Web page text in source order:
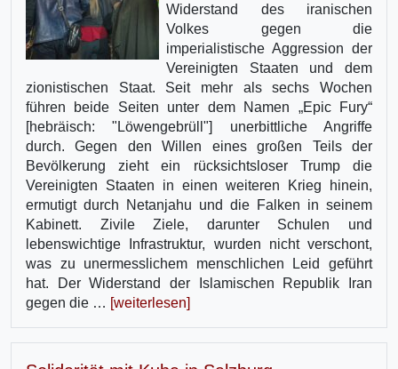
Widerstand des iranischen
Volkes gegen die
imperialistische Aggression der
Vereinigten Staaten und dem
zionistischen Staat. Seit mehr als sechs Wochen
führen beide Seiten unter dem Namen „Epic Fury“
[hebräisch: "Löwengebrüll"] unerbittliche Angriffe
durch. Gegen den Willen eines großen Teils der
Bevölkerung zieht ein rücksichtsloser Trump die
Vereinigten Staaten in einen weiteren Krieg hinein,
ermutigt durch Netanjahu und die Falken in seinem
Kabinett. Zivile Ziele, darunter Schulen und
lebenswichtige Infrastruktur, wurden nicht verschont,
was zu unermesslichem menschlichen Leid geführt
hat. Der Widerstand der Islamischen Republik Iran
gegen die … [weiterlesen]